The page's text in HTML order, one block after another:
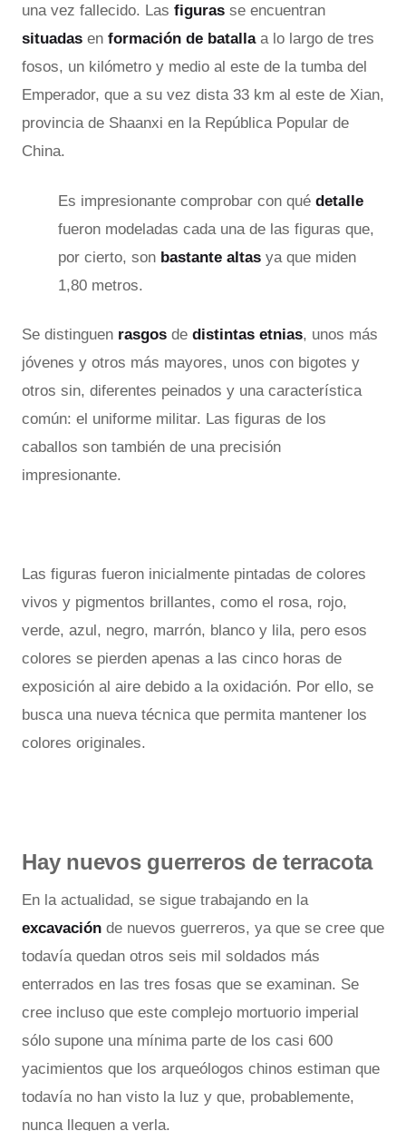
una vez fallecido. Las figuras se encuentran
situadas en formación de batallaa lo largo de tres
fosos, un kilómetro y medio al este de la tumba del
Emperador, que a su vez dista 33 km al este de Xian,
provincia de Shaanxi en la República Popular de
China.
Es impresionante comprobar con qué detalle
fueron modeladas cada una de las figuras que,
por cierto, son bastante altas ya que miden
1,80 metros.
Se distinguen rasgos de distintas etnias, unos más
jóvenes y otros más mayores, unos con bigotes y
otros sin, diferentes peinados y una característica
común: el uniforme militar. Las figuras de los
caballos son también de una precisión
impresionante.
Las figuras fueron inicialmente pintadas de colores
vivos y pigmentos brillantes, como el rosa, rojo,
verde, azul, negro, marrón, blanco y lila, pero esos
colores se pierden apenas a las cinco horas de
exposición al aire debido a la oxidación. Por ello, se
busca una nueva técnica que permita mantener los
colores originales.
Hay nuevos guerreros de terracota
En la actualidad, se sigue trabajando en la
excavación de nuevos guerreros, ya que se cree que
todavía quedan otros seis mil soldados más
enterrados en las tres fosas que se examinan. Se
cree incluso que este complejo mortuorio imperial
sólo supone una mínima parte de los casi 600
yacimientos que los arqueólogos chinos estiman que
todavía no han visto la luz y que, probablemente,
nunca lleguen a verla.